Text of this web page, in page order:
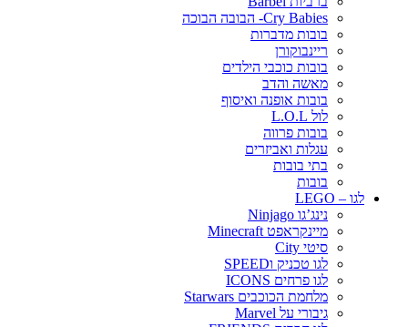
Cry Babies- הבובה הבוכה
בובות מדברות
ריינבוקורן
בובות כוכבי הילדים
מאשה והדב
בובות אופנה ואיסוף
לול L.O.L
בובות פרווה
עגלות ואביזרים
בתי בובות
בובות
לגו – LEGO
נינג’גו Ninjago
מיינקראפט Minecraft
סיטי City
לגו טכניק וSPEED
לגו פרחים ICONS
מלחמת הכוכבים Starwars
גיבורי על Marvel